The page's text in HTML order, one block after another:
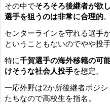
その中でそろそろ後継者が欲
選手を狙うのは非常に合理的。
センターラインを守れる選手
ということもないのでやや投
特に千賀選手の海外移籍の可
けそうな社会人投手を想定。
一応外野は2か所後継者ポジ
たちなので高校生を指名。